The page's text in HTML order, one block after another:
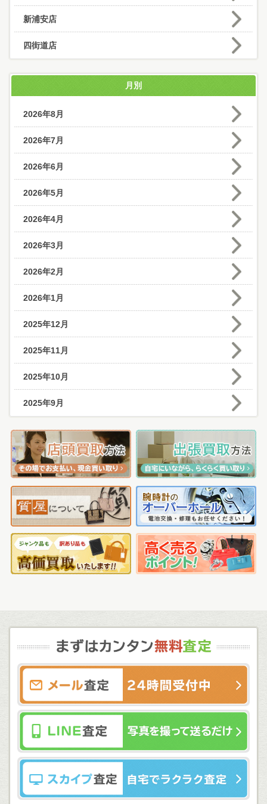
新浦安店
四街道店
月別
2026年8月
2026年7月
2026年6月
2026年5月
2026年4月
2026年3月
2026年2月
2026年1月
2025年12月
2025年11月
2025年10月
2025年9月